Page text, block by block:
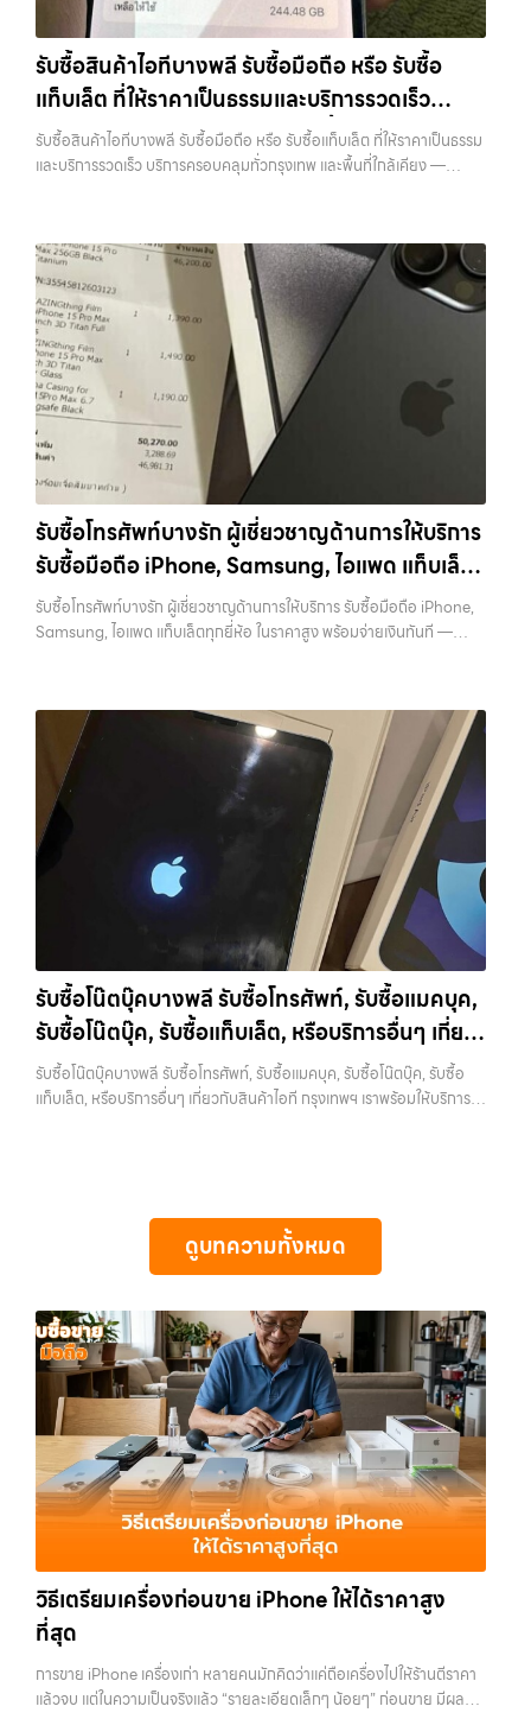
วังหิน อย่างเต็มที่ ไม่ว่าคุณจะค้นหาคำว่า “รับซื้อมือถือใกล้ฉัน”, “รับซื้อ
โทรศัพท์มือสองกรุงเทพ”, “ขาย iPad ได้ราคา”, “รับซื้อแท็บเล็ต กรุงเทพ
ถึงที่”, หรือ “รับซื้อ Samsung มือสอง ราคาสูง” — ที่นี่คือคำตอบ เพราะ
บริการของเรามุ่งตรงให้คุณได้รับราคาและความสะดวกสบายที่เหนือกว่า
เลือกเราแล้วคุณจะได้บริการที่คุณไว้วางใจ พร้อมทีมงานที่พร้อมอำนวย
ความสะดวก นัดรับถึงที่ ตรวจสภาพอย่างมืออาชีพ และจ่ายเงินทันที
ทั้งหมดนี้เพื่อให้การขายอุปกรณ์ของคุณเป็นเรื่องง่ายขึ้น ดีกว่า รวดเร็วกว่า
และคุ้มค่ากว่า ทำไมต้องเลือกเรา ผู้เชี่ยวชาญด้านการให้บริการ รับซื้อมือถือ
วัชรพล, รามอินทรา, รวมถึง บางนา, บางพลี, เกษตรนวมินทร์, เสนานิคม,
วังหินไม่ว่าคุณจะต้องการ รับซื้อโทรศัพท์, รับซื้อแมคบุค, รับซื้อโน๊ตบุ๊ค, รับ
ซื้อแท็บเล็ต, หรือบริการอื่นๆ เกี่ยวกับสินค้าไอที กรุงเทพฯ – เราพร้อมให้
บริการครบวงจร บริการของเรา เราให้บริการแบบครบวงจรสำหรับลูกค้าที่
ต้องการขายอุปกรณ์ไอที…
กรุงเทพฯ ใกล้ “ใกล้ ฉัน” ที่สุด ในยุคที่สมาร์ทโฟน แท็บเล็ต และอุปกรณ์ไอที
ใหม่ๆ เปลี่ยนรุ่นกันแทบทุกช่วงเวลา อุปกรณ์ที่คุณใช้แล้วอาจกลายเป็นของ
ที่ไม่ได้ใช้งานอยู่เฉยๆ เว็บไซต์ของเราจึงเกิดขึ้นเพื่อเป็นทางเลือกให้คุณ
สามารถเปลี่ยนอุปกรณ์ที่ไม่ใช้แล้วให้กลายเป็นเงินสดได้ทันที ด้วยบริการ รับ
ซื้อไอโฟน, รับซื้อไอแพด, รับซื้อมือถือ, รับซื้อโทรศัพท์, รับซื้อโน๊ตบุ๊ค, รับซื้อ
แท็บเล็ต, รับซื้อสินค้าไอทีกรุงเทพมหานคร อย่างครบวงจร ไม่ว่าคุณจะอยู่
โซนเมืองหรือเขตชานเมือง เรามีทีมงานพร้อมให้บริการถึงที่ในพื้นที่ “ใกล้
ต้องการเปลี่ยนรุ่น หรือต้องการเงินด่วน เราจึงมอบบริการประเมินสภาพ
เครื่อง ฟรี ปราบปรามความยุ่งยากทั้งหลาย โดยเน้น โปร่งใส มั่นใจได้ และ
จ่ายเงินทันทีเมื่อตกลงซื้อขายสำเร็จ บริการของเราครอบคลุมทั้ง iPhone
สายใหม่-เก่า, Samsung ทุกรุ่น, iPad และแท็บเล็ตทุกแบรนด์ เรารับถึงแม้
จะอยู่ในสภาพใช้งานแล้ว ตกแต่งแล้ว หรือมีรอยบ้าง เพราะมูลค่าของเครื่อง
ไม่ได้ขึ้นอยู่แค่ยี่ห้อ แต่ขึ้นอยู่กับสภาพจริง ความครบชุด และความสะดวกใน
การขายของคุณ เราจึงตั้งใจให้บริการในเขต ลาดพร้าว, รัชดา, บางรัก,
แจ้งวัฒนะ, บางแค, วัชรพล, รามอินทรา, บางนา, บางพลี, เกษตรนวมินทร์,
เสนานิคม, วังหิน อย่างเต็มที่ ไม่ว่าคุณจะค้นหาคำว่า “รับซื้อมือถือใกล้ฉัน”,
“รับซื้อโทรศัพท์มือสองกรุงเทพ”, “ขาย iPad ได้ราคา”, “รับซื้อแท็บเล็ต
กรุงเทพถึงที่”, หรือ “รับซื้อ Samsung มือสอง ราคาสูง” — ที่นี่คือคำตอบ
เพราะบริการของเรามุ่งตรงให้คุณได้รับราคาและความสะดวกสบายที่เหนือ
กว่า เลือกเราแล้วคุณจะได้บริการที่คุณไว้วางใจ พร้อมทีมงานที่พร้อม
อำนวยความสะดวก นัดรับถึงที่ ตรวจสภาพอย่างมืออาชีพ และจ่ายเงินทันที
ทั้งหมดนี้เพื่อให้การขายอุปกรณ์ของคุณเป็นเรื่องง่ายขึ้น ดีกว่า รวดเร็วกว่า
และคุ้มค่ากว่า ทำไมต้องเลือกเรา ผู้เชี่ยวชาญด้านการให้บริการ รับซื้อมือถือ
iPhone, Samsung, ไอแพด แท็บเล็ตทุกยี่ห้อ ในราคาสูง พร้อมจ่ายเงิน
วังหินไม่ว่าคุณจะต้องการ รับซื้อโทรศัพท์, รับซื้อแมคบุค, รับซื้อโน๊ตบุ๊ค, รับ
ซื้อแท็บเล็ต, หรือบริการอื่นๆ เกี่ยวกับสินค้าไอที กรุงเทพฯ – เราพร้อมให้
บริการครบวงจร…
รับซื้อสินค้าไอทีบางพลี รับซื้อมือถือ หรือ รับซื้อ
แท็บเล็ต ที่ให้ราคาเป็นธรรมและบริการรวดเร็ว
บริการครอบคลุมทั่วกรุงเทพ และพื้นที่ใกล้เคียง
รับซื้อสินค้าไอทีบางพลี รับซื้อมือถือ หรือ รับซื้อแท็บเล็ต ที่ให้ราคาเป็นธรรม
และบริการรวดเร็ว บริการครอบคลุมทั่วกรุงเทพ และพื้นที่ใกล้เคียง —
วัชรพล รามอินทรา รับซื้อสินค้าไอทีบางพลี — รับซื้อมือถือ หรือ รับซื้อ
แท็บเล็ต ที่ให้ราคาเป็นธรรมและบริการรวดเร็ว บริการครอบคลุมทั่วกรุงเทพ
และพื้นที่ใกล้เคียง รับซื้อสินค้าไอทีบางพลี รับซื้อมือถือ หรือ รับซื้อแท็บเล็ต
ที่ให้ราคาเป็นธรรมและบริการรวดเร็ว บริการครอบคลุมทั่วกรุงเทพ และพื้นที่
ใกล้เคียง… รับซื้อสินค้าไอทีบางพลี ขายอุปกรณ์ไอทีแล้วอยากได้เงินด่วน?
ติดต่อเราเลย! การันตีราคาดี รับเงินทันใจ ประสบการณ์เหนือระดับกับ
การ รับซื้อไอโฟน, รับซื้อไอแพด, รับซื้อมือถือ ยินดีต้อนรับสู่ “รับซื้อขายมือ
ถือ.com” เว็บไซต์ที่คุณไว้วางใจได้ สำหรับบริการ รับซื้อ มือถือ iPhone,
Samsung, iPad, แท็บเล็ต ทุกยี่ห้อ ให้ราคาสูง พร้อมจ่ายเงินทันที
ครอบคลุมพื้นที่ ลาดพร้าว, รัชดา, บางรัก, แจ้งวัฒนะ, บางแค, วัชรพล,
รามอินทรา และเขตกรุงเทพฯ ใกล้ “ใกล้ ฉัน” ที่สุด ในยุคที่สมาร์ทโฟน
แท็บเล็ต และอุปกรณ์ไอทีใหม่ๆ เปลี่ยนรุ่นกันแทบทุกช่วงเวลา อุปกรณ์ที่คุณ
ใช้แล้วอาจกลายเป็นของที่ไม่ได้ใช้งานอยู่เฉยๆ เว็บไซต์ของเราจึงเกิดขึ้นเพื่อ
เป็นทางเลือกให้คุณสามารถเปลี่ยนอุปกรณ์ที่ไม่ใช้แล้วให้กลายเป็นเงินสดได้
ทันที ด้วยบริการ รับซื้อไอโฟน, รับซื้อไอแพด, รับซื้อมือถือ, รับซื้อโทรศัพท์,
รับซื้อโน๊ตบุ๊ค, รับซื้อแท็บเล็ต, รับซื้อสินค้าไอทีกรุงเทพมหานคร อย่างครบ
วงจร ไม่ว่าคุณจะอยู่โซนเมืองหรือเขตชานเมือง เรามีทีมงานพร้อมให้บริการ
ทรัพย์สินที่มีมูลค่า คุณอาจต้องการเปลี่ยนรุ่น หรือต้องการเงินด่วน เราจึง
มอบบริการประเมินสภาพเครื่อง ฟรี ปราบปรามความยุ่งยากทั้งหลาย โดย
เน้น โปร่งใส มั่นใจได้ และจ่ายเงินทันทีเมื่อตกลงซื้อขายสำเร็จ บริการของเรา
ครอบคลุมทั้ง iPhone สายใหม่-เก่า, Samsung ทุกรุ่น, iPad และแท็บเล็ต
ทุกแบรนด์ เรารับถึงแม้จะอยู่ในสภาพใช้งานแล้ว ตกแต่งแล้ว หรือมีรอยบ้าง
เพราะมูลค่าของเครื่องไม่ได้ขึ้นอยู่แค่ยี่ห้อ แต่ขึ้นอยู่กับสภาพจริง ความครบ
ชุด และความสะดวกในการขายของคุณ เราจึงตั้งใจให้บริการในเขต
ลาดพร้าว, รัชดา, บางรัก, แจ้งวัฒนะ, บางแค, วัชรพล, รามอินทรา, บางนา,
บางพลี, เกษตรนวมินทร์, เสนานิคม, วังหิน อย่างเต็มที่ ไม่ว่าคุณจะค้นหาคำ
ว่า “รับซื้อมือถือใกล้ฉัน”, “รับซื้อโทรศัพท์มือสองกรุงเทพ”, “ขาย iPad ได้
ราคา”, “รับซื้อแท็บเล็ต กรุงเทพถึงที่”, หรือ “รับซื้อ Samsung มือสอง
ราคาสูง” — ที่นี่คือคำตอบ เพราะบริการของเรามุ่งตรงให้คุณได้รับราคาและ
ความสะดวกสบายที่เหนือกว่า เลือกเราแล้วคุณจะได้บริการที่คุณไว้วางใจ
พร้อมทีมงานที่พร้อมอำนวยความสะดวก นัดรับถึงที่ ตรวจสภาพอย่างมือ
อาชีพ และจ่ายเงินทันที ทั้งหมดนี้เพื่อให้การขายอุปกรณ์ของคุณเป็นเรื่อง
ง่ายขึ้น ดีกว่า รวดเร็วกว่า และคุ้มค่ากว่า ทำไมต้องเลือกเรา ผู้เชี่ยวชาญด้าน
การให้บริการ รับซื้อมือถือ iPhone, Samsung, ไอแพด แท็บเล็ตทุกยี่ห้อ ใน
ซื้อแมคบุค, รับซื้อโน๊ตบุ๊ค, รับซื้อแท็บเล็ต, หรือบริการอื่นๆ เกี่ยวกับสินค้า
ไอที กรุงเทพฯ – เราพร้อมให้บริการครบวงจร บริการของเรา เราให้บริการ
แบบครบวงจรสำหรับลูกค้าที่ต้องการขายอุปกรณ์ไอที ไม่ว่าจะเป็น: รับซื้อไอ
หรือยี่ห้ออื่น รับซื้อมือถือ…
รับซื้อโทรศัพท์บางรัก ผู้เชี่ยวชาญด้านการให้บริการ
รับซื้อมือถือ iPhone, Samsung, ไอแพด แท็บเล็ต
ทุกยี่ห้อ ในราคาสูง พร้อมจ่ายเงินทันที
รับซื้อโทรศัพท์บางรัก ผู้เชี่ยวชาญด้านการให้บริการ รับซื้อมือถือ iPhone,
Samsung, ไอแพด แท็บเล็ตทุกยี่ห้อ ในราคาสูง พร้อมจ่ายเงินทันที —
วัชรพล รามอินทรา รับซื้อโทรศัพท์บางรัก — ผู้เชี่ยวชาญด้านการให้บริการ
รับซื้อมือถือ iPhone, Samsung, ไอแพด แท็บเล็ตทุกยี่ห้อ ในราคาสูง
พร้อมจ่ายเงินทันที รับซื้อโทรศัพท์บางรัก ผู้เชี่ยวชาญด้านการให้บริการ รับ
ซื้อมือถือ iPhone, Samsung, ไอแพด แท็บเล็ตทุกยี่ห้อ ในราคาสูง พร้อม
จ่ายเงินทันที… รับซื้อโทรศัพท์บางรัก ขายอุปกรณ์ไอทีแล้วอยากได้เงิน
ด่วน? ติดต่อเราเลย! การันตีราคาดี รับเงินทันใจ ประสบการณ์เหนือระดับ
กับการ รับซื้อไอโฟน, รับซื้อไอแพด, รับซื้อมือถือ ยินดีต้อนรับสู่ “รับซื้อขาย
มือถือ.com” เว็บไซต์ที่คุณไว้วางใจได้ สำหรับบริการ รับซื้อ มือถือ iPhone,
Samsung, iPad, แท็บเล็ต ทุกยี่ห้อ ให้ราคาสูง พร้อมจ่ายเงินทันที
ครอบคลุมพื้นที่ ลาดพร้าว, รัชดา, บางรัก, แจ้งวัฒนะ, บางแค, วัชรพล,
รามอินทรา และเขตกรุงเทพฯ ใกล้ “ใกล้ ฉัน” ที่สุด ในยุคที่สมาร์ทโฟน
แท็บเล็ต และอุปกรณ์ไอทีใหม่ๆ เปลี่ยนรุ่นกันแทบทุกช่วงเวลา อุปกรณ์ที่คุณ
ใช้แล้วอาจกลายเป็นของที่ไม่ได้ใช้งานอยู่เฉยๆ เว็บไซต์ของเราจึงเกิดขึ้นเพื่อ
เป็นทางเลือกให้คุณสามารถเปลี่ยนอุปกรณ์ที่ไม่ใช้แล้วให้กลายเป็นเงินสดได้
ทันที ด้วยบริการ รับซื้อไอโฟน, รับซื้อไอแพด, รับซื้อมือถือ, รับซื้อโทรศัพท์,
รับซื้อโน๊ตบุ๊ค, รับซื้อแท็บเล็ต, รับซื้อสินค้าไอทีกรุงเทพมหานคร อย่างครบ
วงจร ไม่ว่าคุณจะอยู่โซนเมืองหรือเขตชานเมือง เรามีทีมงานพร้อมให้บริการ
เน้น โปร่งใส มั่นใจได้ และจ่ายเงินทันทีเมื่อตกลงซื้อขายสำเร็จ บริการของเรา
ครอบคลุมทั้ง iPhone สายใหม่-เก่า, Samsung ทุกรุ่น, iPad และแท็บเล็ต
ทุกแบรนด์ เรารับถึงแม้จะอยู่ในสภาพใช้งานแล้ว ตกแต่งแล้ว หรือมีรอยบ้าง
เพราะมูลค่าของเครื่องไม่ได้ขึ้นอยู่แค่ยี่ห้อ แต่ขึ้นอยู่กับสภาพจริง ความครบ
ชุด และความสะดวกในการขายของคุณ เราจึงตั้งใจให้บริการในเขต
ลาดพร้าว, รัชดา, บางรัก, แจ้งวัฒนะ, บางแค, วัชรพล, รามอินทรา, บางนา,
บางพลี, เกษตรนวมินทร์, เสนานิคม, วังหิน อย่างเต็มที่ ไม่ว่าคุณจะค้นหาคำ
ว่า “รับซื้อมือถือใกล้ฉัน”, “รับซื้อโทรศัพท์มือสองกรุงเทพ”, “ขาย iPad ได้
ราคา”, “รับซื้อแท็บเล็ต กรุงเทพถึงที่”, หรือ “รับซื้อ Samsung มือสอง
ราคาสูง” — ที่นี่คือคำตอบ เพราะบริการของเรามุ่งตรงให้คุณได้รับราคาและ
ความสะดวกสบายที่เหนือกว่า เลือกเราแล้วคุณจะได้บริการที่คุณไว้วางใจ
พร้อมทีมงานที่พร้อมอำนวยความสะดวก นัดรับถึงที่ ตรวจสภาพอย่างมือ
อาชีพ และจ่ายเงินทันที ทั้งหมดนี้เพื่อให้การขายอุปกรณ์ของคุณเป็นเรื่อง
ง่ายขึ้น ดีกว่า รวดเร็วกว่า และคุ้มค่ากว่า ทำไมต้องเลือกเรา ผู้เชี่ยวชาญด้าน
การให้บริการ รับซื้อมือถือ iPhone, Samsung, ไอแพด แท็บเล็ตทุกยี่ห้อ ใน
ราคาสูง พร้อมจ่ายเงินทันที โดยเน้นบริการในพื้นที่ ลาดพร้าว, รัชดา,
บางรัก, แจ้งวัฒนะ, บางแค, วัชรพล, รามอินทรา, รวมถึง บางนา, บางพลี,
เกษตรนวมินทร์, เสนานิคม, วังหินไม่ว่าคุณจะต้องการ รับซื้อโทรศัพท์, รับ
ซื้อแมคบุค, รับซื้อโน๊ตบุ๊ค, รับซื้อแท็บเล็ต, หรือบริการอื่นๆ เกี่ยวกับสินค้า
ไอที กรุงเทพฯ – เราพร้อมให้บริการครบวงจร บริการของเรา เราให้บริการ
รับซื้อโน๊ตบุ๊คบางพลี รับซื้อโทรศัพท์, รับซื้อแมคบุค,
รับซื้อโน๊ตบุ๊ค, รับซื้อแท็บเล็ต, หรือบริการอื่นๆ เกี่ยว
กับสินค้าไอที กรุงเทพฯ เราพร้อมให้บริการครบวงจร
รับซื้อโน๊ตบุ๊คบางพลี รับซื้อโทรศัพท์, รับซื้อแมคบุค, รับซื้อโน๊ตบุ๊ค, รับซื้อ
แท็บเล็ต, หรือบริการอื่นๆ เกี่ยวกับสินค้าไอที กรุงเทพฯ เราพร้อมให้บริการ
กรุงเทพฯ เราพร้อมให้บริการครบวงจร รับซื้อโน๊ตบุ๊คบางพลี รับซื้อโทรศัพท์,
รับซื้อแมคบุค, รับซื้อโน๊ตบุ๊ค, รับซื้อแท็บเล็ต, หรือบริการอื่นๆ เกี่ยวกับสินค้า
ไอที กรุงเทพฯ… รับซื้อโน๊ตบุ๊คบางพลี ขายอุปกรณ์ไอทีแล้วอยากได้เงิน
กับการ รับซื้อไอโฟน, รับซื้อไอแพด, รับซื้อมือถือ ยินดีต้อนรับสู่ “รับซื้อขาย
มือถือ.com” เว็บไซต์ที่คุณไว้วางใจได้ สำหรับบริการ รับซื้อ มือถือ iPhone,
Samsung, iPad, แท็บเล็ต ทุกยี่ห้อ ให้ราคาสูง พร้อมจ่ายเงินทันที
ครอบคลุมพื้นที่ ลาดพร้าว, รัชดา, บางรัก, แจ้งวัฒนะ, บางแค, วัชรพล,
รามอินทรา และเขตกรุงเทพฯ ใกล้ “ใกล้ ฉัน” ที่สุด ในยุคที่สมาร์ทโฟน
แท็บเล็ต และอุปกรณ์ไอทีใหม่ๆ เปลี่ยนรุ่นกันแทบทุกช่วงเวลา อุปกรณ์ที่คุณ
ใช้แล้วอาจกลายเป็นของที่ไม่ได้ใช้งานอยู่เฉยๆ เว็บไซต์ของเราจึงเกิดขึ้นเพื่อ
เป็นทางเลือกให้คุณสามารถเปลี่ยนอุปกรณ์ที่ไม่ใช้แล้วให้กลายเป็นเงินสดได้
ทันที ด้วยบริการ รับซื้อไอโฟน, รับซื้อไอแพด, รับซื้อมือถือ, รับซื้อโทรศัพท์,
รับซื้อโน๊ตบุ๊ค, รับซื้อแท็บเล็ต, รับซื้อสินค้าไอทีกรุงเทพมหานคร อย่างครบ
วงจร ไม่ว่าคุณจะอยู่โซนเมืองหรือเขตชานเมือง เรามีทีมงานพร้อมให้บริการ
ถึงที่ในพื้นที่ “ใกล้ ฉัน” เพื่อความสะดวกและรวดเร็วที่สุด ที่ “รับซื้อขายมือ
ถือ.com” เราเข้าใจดีว่าอุปกรณ์แต่ละชิ้นไม่ใช่แค่เครื่องใช้ไฟฟ้า แต่เป็น
ทรัพย์สินที่มีมูลค่า คุณอาจต้องการเปลี่ยนรุ่น หรือต้องการเงินด่วน เราจึง
มอบบริการประเมินสภาพเครื่อง ฟรี ปราบปรามความยุ่งยากทั้งหลาย โดย
เน้น โปร่งใส มั่นใจได้ และจ่ายเงินทันทีเมื่อตกลงซื้อขายสำเร็จ บริการของเรา
ดูบทความทั้งหมด
วิธีเตรียมเครื่องก่อนขาย iPhone ให้ได้ราคาสูง
ที่สุด
การขาย iPhone เครื่องเก่า หลายคนมักคิดว่าแค่ถือเครื่องไปให้ร้านตีราคา
แล้วจบ แต่ในความเป็นจริงแล้ว “รายละเอียดเล็กๆ น้อยๆ” ก่อนขาย มีผลต่อ